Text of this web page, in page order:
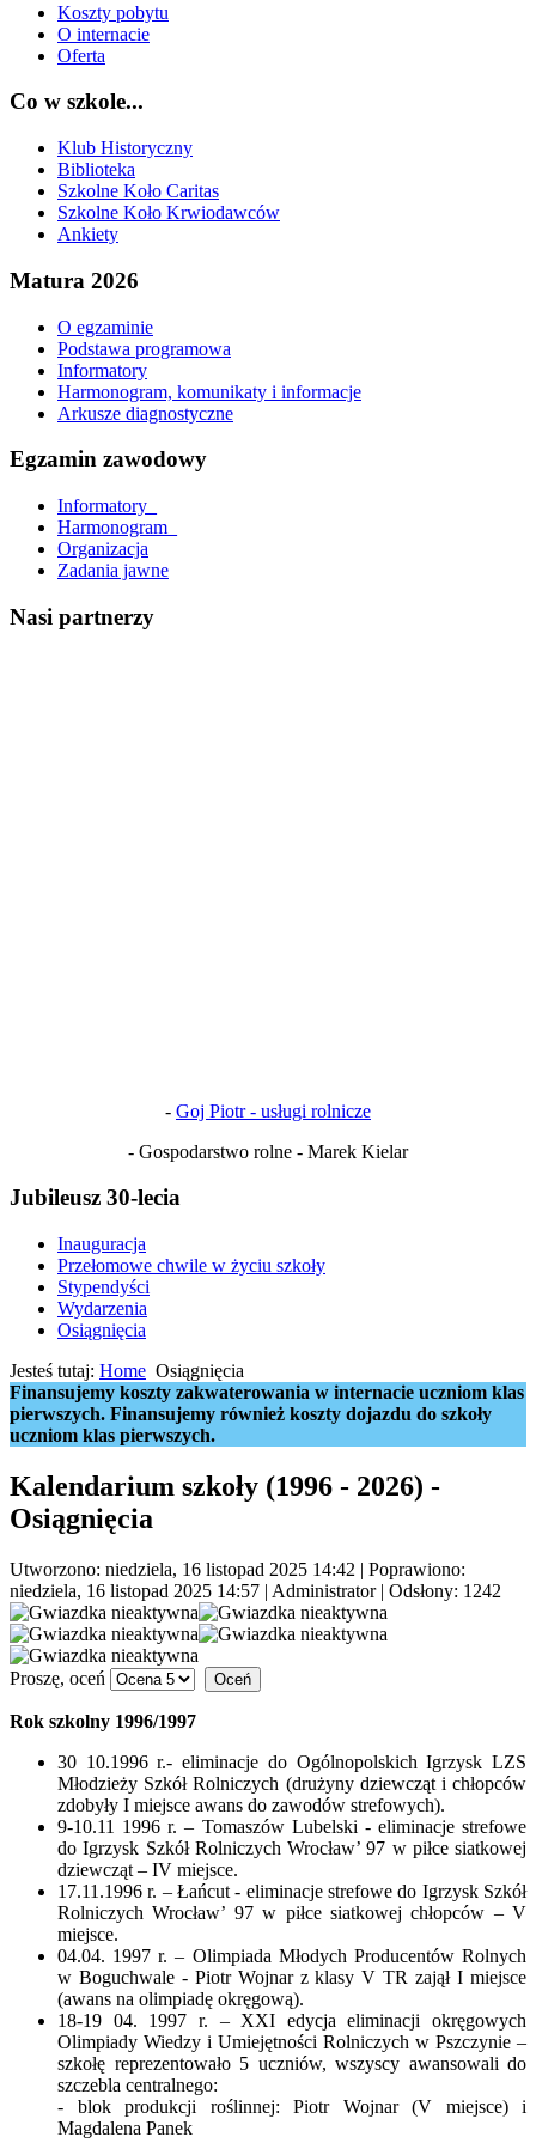
Koszty pobytu
O internacie
Oferta
Co w szkole...
Klub Historyczny
Biblioteka
Szkolne Koło Caritas
Szkolne Koło Krwiodawców
Ankiety
Matura 2026
O egzaminie
Podstawa programowa
Informatory
Harmonogram, komunikaty i informacje
Arkusze diagnostyczne
Egzamin zawodowy
Informatory_
Harmonogram_
Organizacja
Zadania jawne
Nasi partnerzy
- Goj Piotr - usługi rolnicze
- Gospodarstwo rolne - Marek Kielar
Jubileusz 30-lecia
Inauguracja
Przełomowe chwile w życiu szkoły
Stypendyści
Wydarzenia
Osiągnięcia
Jesteś tutaj: Home Osiągnięcia
Finansujemy koszty zakwaterowania w internacie uczniom klas
pierwszych. Finansujemy również koszty dojazdu do szkoły
uczniom klas pierwszych.
Kalendarium szkoły (1996 - 2026) -
Osiągnięcia
Utworzono: niedziela, 16 listopad 2025 14:42 | Poprawiono:
niedziela, 16 listopad 2025 14:57 | Administrator| Odsłony: 1242
Proszę, oceń
Rok szkolny 1996/1997
30 10.1996 r.- eliminacje do Ogólnopolskich Igrzysk LZS
Młodzieży Szkół Rolniczych (drużyny dziewcząt i chłopców
zdobyły I miejsce awans do zawodów strefowych).
9-10.11 1996 r. – Tomaszów Lubelski - eliminacje strefowe
do Igrzysk Szkół Rolniczych Wrocław’ 97 w piłce siatkowej
dziewcząt – IV miejsce.
17.11.1996 r. – Łańcut - eliminacje strefowe do Igrzysk Szkół
Rolniczych Wrocław’ 97 w piłce siatkowej chłopców – V
miejsce.
04.04. 1997 r. – Olimpiada Młodych Producentów Rolnych
w Boguchwale - Piotr Wojnar z klasy V TR zajął I miejsce
(awans na olimpiadę okręgową).
18-19 04. 1997 r. – XXI edycja eliminacji okręgowych
Olimpiady Wiedzy i Umiejętności Rolniczych w Pszczynie –
szkołę reprezentowało 5 uczniów, wszyscy awansowali do
szczebla centralnego:
- blok produkcji roślinnej: Piotr Wojnar (V miejsce) i
Magdalena Panek